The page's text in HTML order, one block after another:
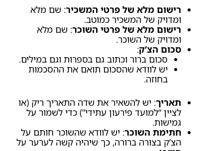
רישום מלא של פרטי המשכיר: שם מלא
ומדויק של המשכיר כמוטב.
רישום מלא של פרטי השוכר: שם מלא
ומדויק של השוכר.
סכום הצ’ק:
סכום ברור וכתוב גם בספרות וגם במילים.
יש לוודא שהסכום תואם את ההסכמות
בחוזה.
תאריך: יש להשאיר את שדה התאריך ריק (או
לציין “למועד פירעון עתידי”) כדי לשמור על
גמישות.
חתימת השוכר: יש לוודא שהשוכר חותם על
הצ’ק בצורה ברורה, כך שיהיה קשה לערער על